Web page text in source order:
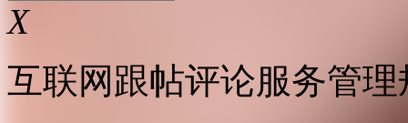
X
互联网跟帖评论服务管理